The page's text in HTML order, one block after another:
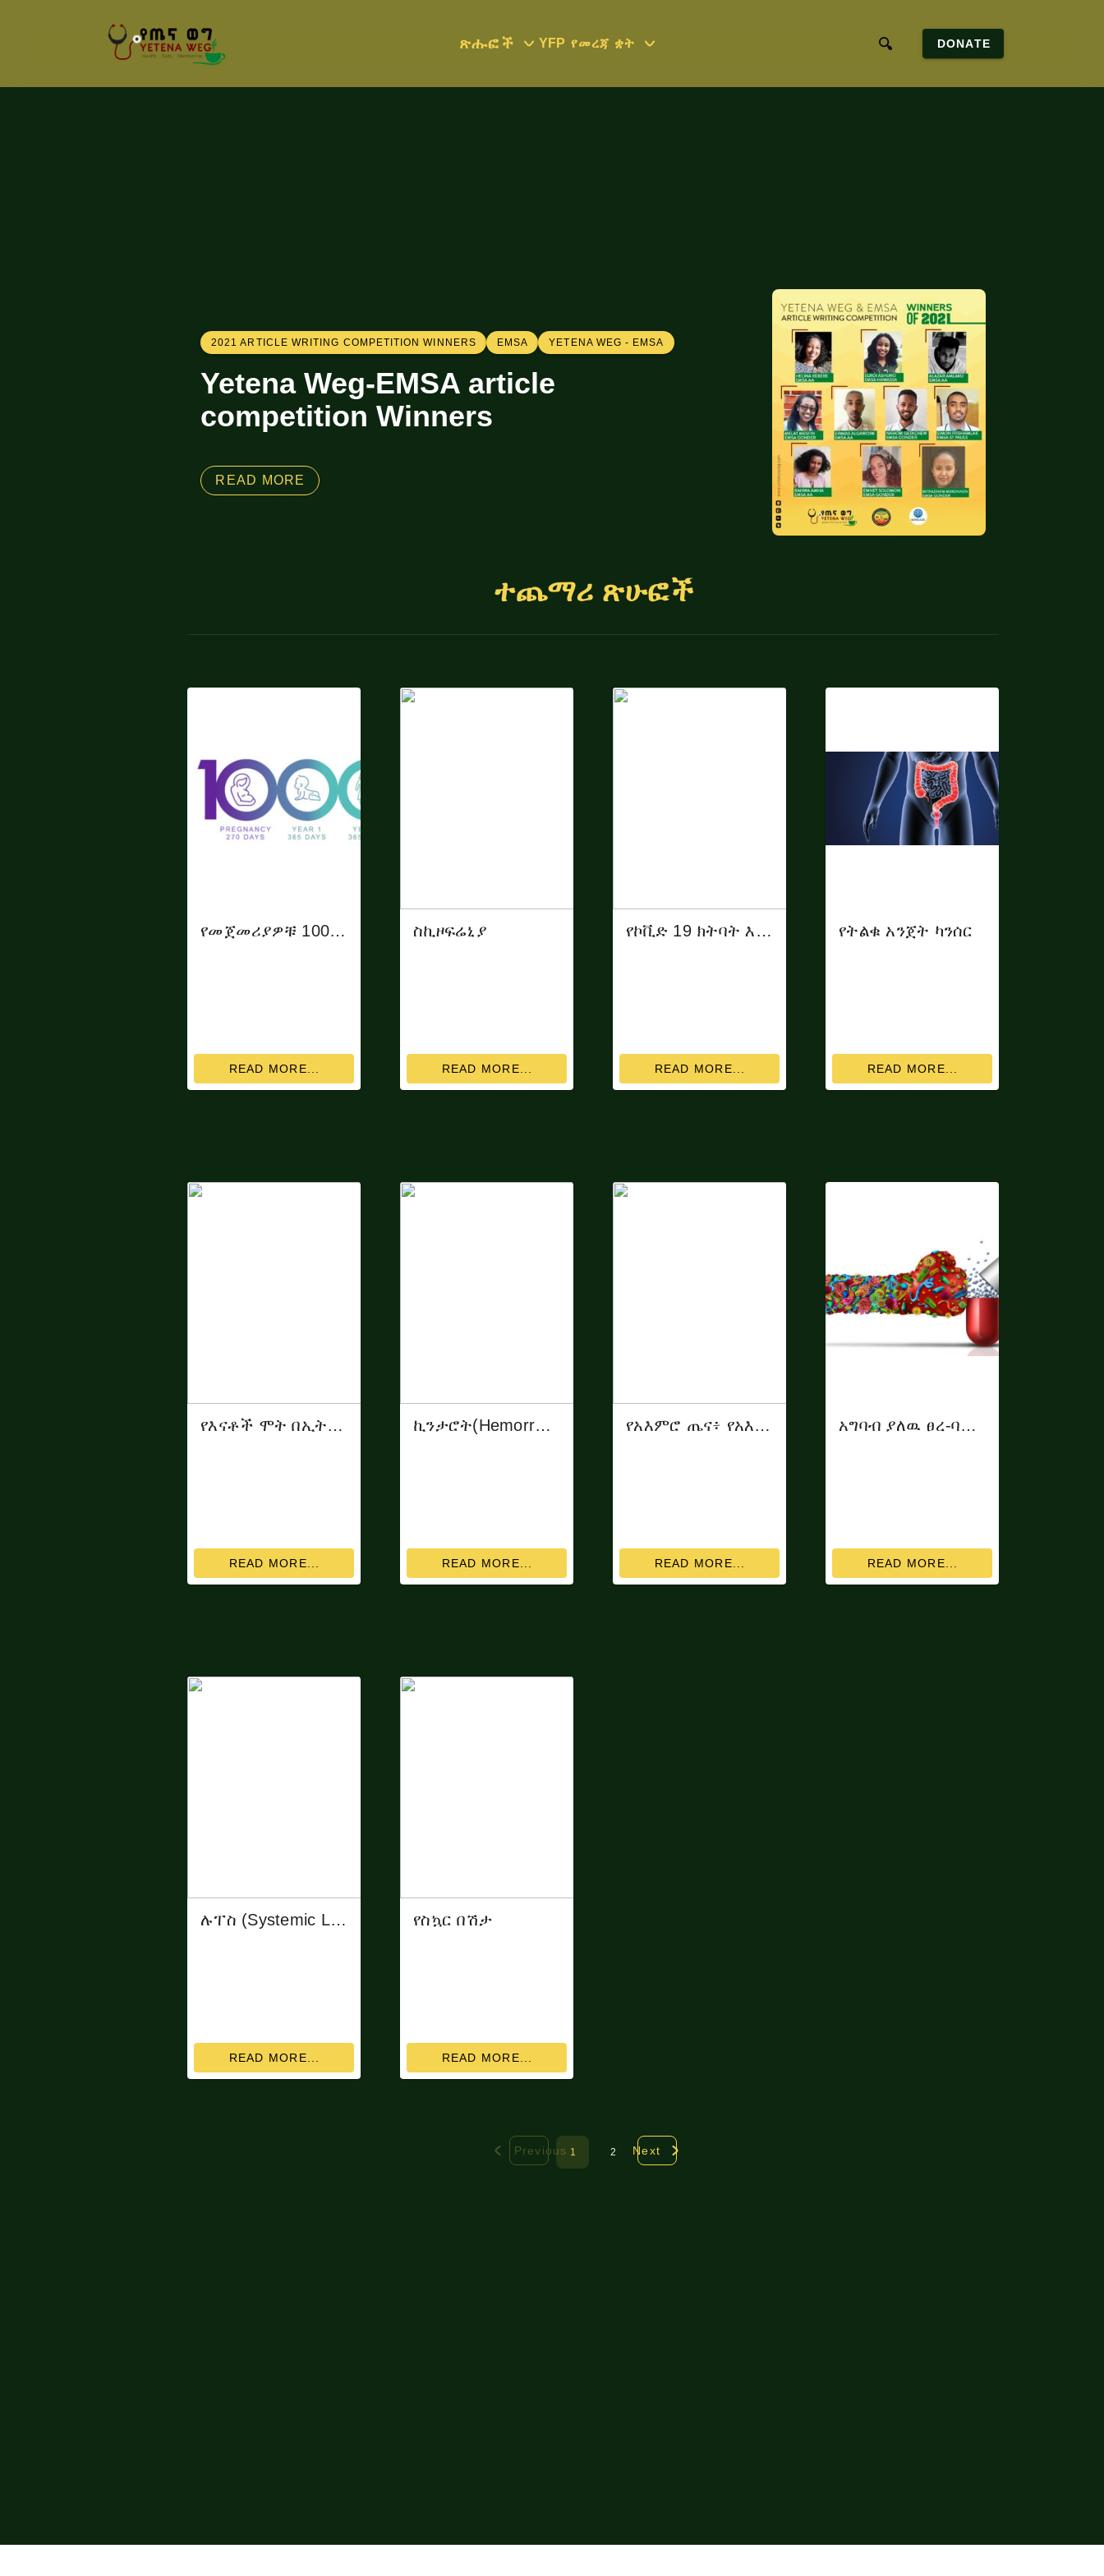
ጽሑፎች YFP የመረጃ ቋት DONATE
2021 ARTICLE WRITING COMPETITION WINNERS EMSA YETENA WEG - EMSA
Yetena Weg-EMSA article
competition Winners
READ MORE
ተጨማሪ ጽሁፎች
የመጀመሪያዎቹ 1000 ቀናት
READ MORE...
ስኪዞፍሬኒያ
READ MORE...
የኮቪድ 19 ክትባት እና ተያያዥ ጉዳዮች
READ MORE...
የትልቁ አንጀት ካንሰር
READ MORE...
የእናቶች ሞት በኢትዮጵያ
READ MORE...
ኪንታሮት(Hemorrhoid)
READ MORE...
የአእምሮ ጤና፥ የአእምሮ ጤና ተደራሽነት እና አገልግሎት
READ MORE...
አግባብ ያለዉ ፀረ-ባክቴሪያ አጠቃቀም እና ፀረ-ባክቴሪያን መላመድ (Antibiotic Resistance)
READ MORE...
ሉፐስ (Systemic Lupus Erythematosus)
READ MORE...
የስኳር በሽታ
READ MORE...
Previous 1 2 Next